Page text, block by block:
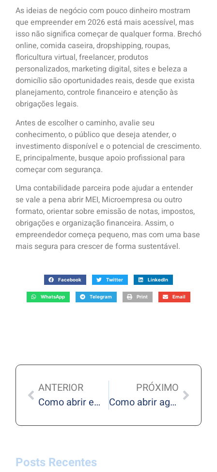
As ideias de negócio com pouco dinheiro mostram
que empreender em 2026 está mais acessível, mas
isso não significa começar de qualquer forma. Brechó
online, comida caseira, dropshipping, roupas,
floricultura virtual, freelancer, produtos
personalizados, marketing digital, sites e beleza a
domicílio são oportunidades reais, desde que exista
planejamento, controle financeiro e atenção às
obrigações legais.
Antes de escolher o caminho, avalie seu
conhecimento, o público que deseja atender, o
investimento disponível e o potencial de crescimento.
E, principalmente, busque apoio profissional para
começar com segurança.
Uma contabilidade parceira pode ajudar a entender
se vale a pena abrir MEI, Microempresa ou outro
formato, orientar sobre emissão de notas, impostos,
obrigações e organização financeira. Assim, o
empreendedor começa pequeno, mas com uma base
mais segura para crescer de forma sustentável.
Facebook Twitter LinkedIn
WhatsApp Telegram Print Email
ANTERIOR
Como abrir empresa em 2026: veja 6 passos para começar do jeito certo
PRÓXIMO
Como abrir agência de publicidade em 2026: guia para começar com segurança
Posts Recentes